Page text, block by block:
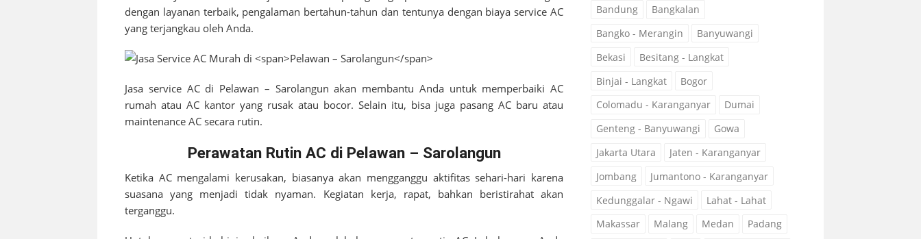
dengan layanan terbaik, pengalaman bertahun-tahun dan tentunya dengan biaya service AC
yang terjangkau oleh Anda.
Jasa service AC di Pelawan – Sarolangun akan membantu Anda untuk memperbaiki AC
rumah atau AC kantor yang rusak atau bocor. Selain itu, bisa juga pasang AC baru atau
maintenance AC secara rutin.
Perawatan Rutin AC di Pelawan – Sarolangun
Ketika AC mengalami kerusakan, biasanya akan mengganggu aktifitas sehari-hari karena
suasana yang menjadi tidak nyaman. Kegiatan kerja, rapat, bahkan beristirahat akan
terganggu.
Bandung
Bangkalan
Bangko - Merangin
Banyuwangi
Bekasi
Besitang - Langkat
Binjai - Langkat
Bogor
Colomadu - Karanganyar
Dumai
Genteng - Banyuwangi
Gowa
Jakarta Utara
Jaten - Karanganyar
Jombang
Jumantono - Karanganyar
Kedunggalar - Ngawi
Lahat - Lahat
Makassar
Malang Medan
Padang